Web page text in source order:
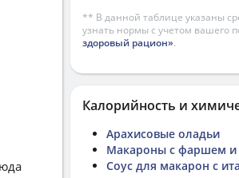
** В данной таблице указаны
узнать нормы с учетом вашего
здоровый рацион».
Калорийность и
Арахисовые оладьи
Макароны с фаршем и
Соус для макарон с